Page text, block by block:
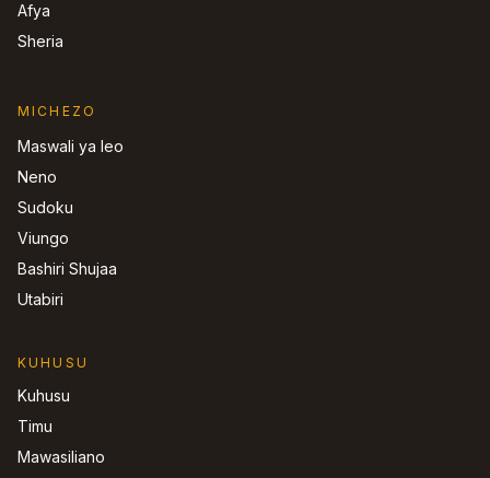
Afya
Sheria
MICHEZO
Maswali ya leo
Neno
Sudoku
Viungo
Bashiri Shujaa
Utabiri
KUHUSU
Kuhusu
Timu
Mawasiliano